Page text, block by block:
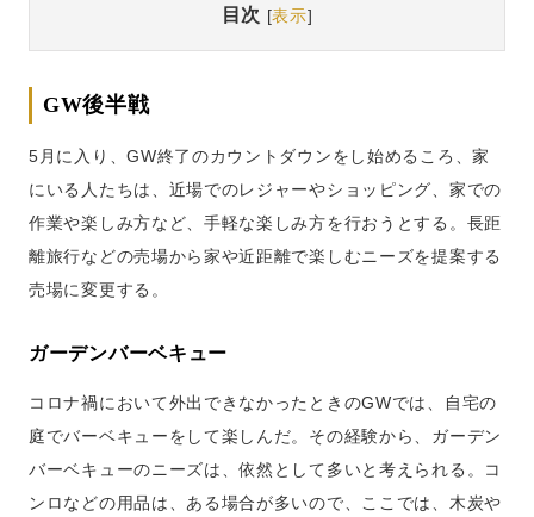
目次 [表示]
GW後半戦
5月に入り、GW終了のカウントダウンをし始めるころ、家
にいる人たちは、近場でのレジャーやショッピング、家での
作業や楽しみ方など、手軽な楽しみ方を行おうとする。長距
離旅行などの売場から家や近距離で楽しむニーズを提案する
売場に変更する。
ガーデンバーベキュー
コロナ禍において外出できなかったときのGWでは、自宅の
庭でバーベキューをして楽しんだ。その経験から、ガーデン
バーベキューのニーズは、依然として多いと考えられる。コ
ンロなどの用品は、ある場合が多いので、ここでは、木炭や